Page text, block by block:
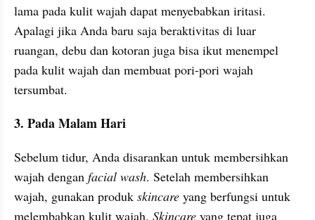
lama pada kulit wajah dapat menyebabkan iritasi.
Apalagi jika Anda baru saja beraktivitas di luar
ruangan, debu dan kotoran juga bisa ikut menempel
pada kulit wajah dan membuat pori-pori wajah
tersumbat.
3. Pada Malam Hari
Sebelum tidur, Anda disarankan untuk membersihkan
wajah dengan facial wash. Setelah membersihkan
wajah, gunakan produk skincare yang berfungsi untuk
melembabkan kulit wajah. Skincare yang tepat juga